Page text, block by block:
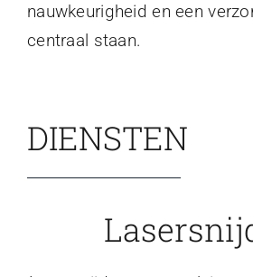
nauwkeurigheid en een
centraal staan.
DIENSTEN